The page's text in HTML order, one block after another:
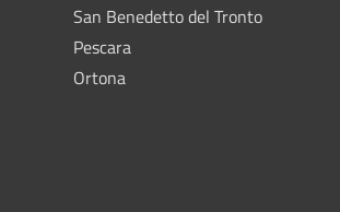
San Benedetto del Tronto
Pescara
Ortona